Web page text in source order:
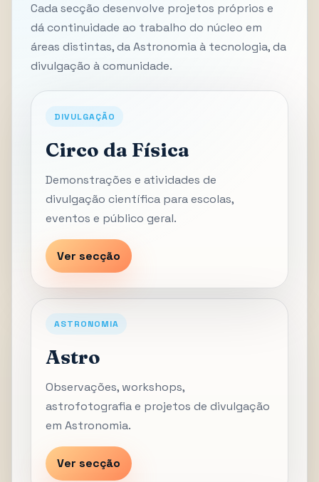
Cada secção desenvolve projetos próprios e
dá continuidade ao trabalho do núcleo em
áreas distintas, da Astronomia à tecnologia, da
divulgação à comunidade.
DIVULGAÇÃO
Circo da Física
Demonstrações e atividades de
divulgação científica para escolas,
eventos e público geral.
Ver secção
ASTRONOMIA
Astro
Observações, workshops,
astrofotografia e projetos de divulgação
em Astronomia.
Ver secção